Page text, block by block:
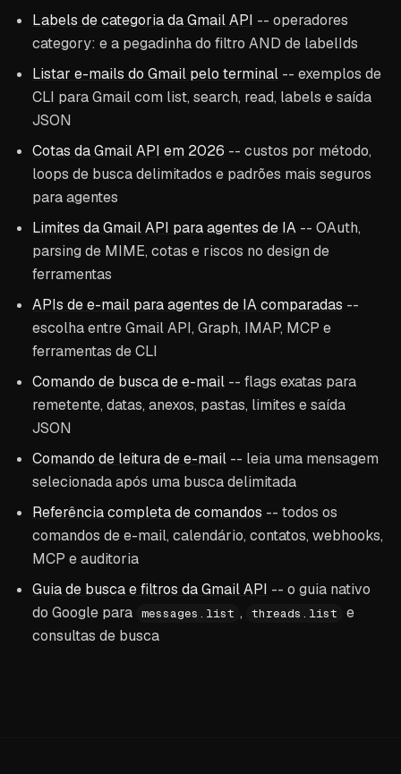
Labels de categoria da Gmail API -- operadores
category: e a pegadinha do filtro AND de labelIds
Listar e-mails do Gmail pelo terminal -- exemplos de
CLI para Gmail com list, search, read, labels e saída
JSON
Cotas da Gmail API em 2026 -- custos por método,
loops de busca delimitados e padrões mais seguros
para agentes
Limites da Gmail API para agentes de IA -- OAuth,
parsing de MIME, cotas e riscos no design de
ferramentas
APIs de e-mail para agentes de IA comparadas --
escolha entre Gmail API, Graph, IMAP, MCP e
ferramentas de CLI
Comando de busca de e-mail -- flags exatas para
remetente, datas, anexos, pastas, limites e saída
JSON
Comando de leitura de e-mail -- leia uma mensagem
selecionada após uma busca delimitada
Referência completa de comandos -- todos os
comandos de e-mail, calendário, contatos, webhooks,
MCP e auditoria
Guia de busca e filtros da Gmail API -- o guia nativo
do Google para messages.list , threads.list
e
consultas de busca